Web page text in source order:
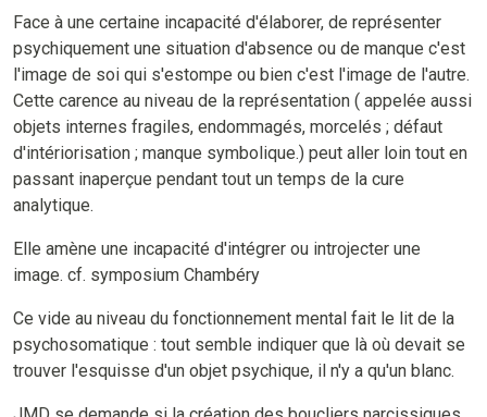
Face à une certaine incapacité d'élaborer, de représenter
psychiquement une situation d'absence ou de manque c'est
l'image de soi qui s'estompe ou bien c'est l'image de l'autre.
Cette carence au niveau de la représentation ( appelée aussi
objets internes fragiles, endommagés, morcelés ; défaut
d'intériorisation ; manque symbolique.) peut aller loin tout en
passant inaperçue pendant tout un temps de la cure
analytique.
Elle amène une incapacité d'intégrer ou introjecter une
image. cf. symposium Chambéry
Ce vide au niveau du fonctionnement mental fait le lit de la
psychosomatique : tout semble indiquer que là où devait se
trouver l'esquisse d'un objet psychique, il n'y a qu'un blanc.